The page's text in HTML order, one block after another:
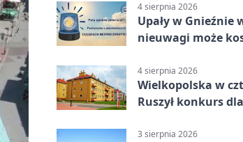
4 sierpnia 2026
Upały w Gnieźnie
nieuwagi może
4 sierpnia 2026
Wielkopolska w
Ruszył konkurs
3 sierpnia 2026